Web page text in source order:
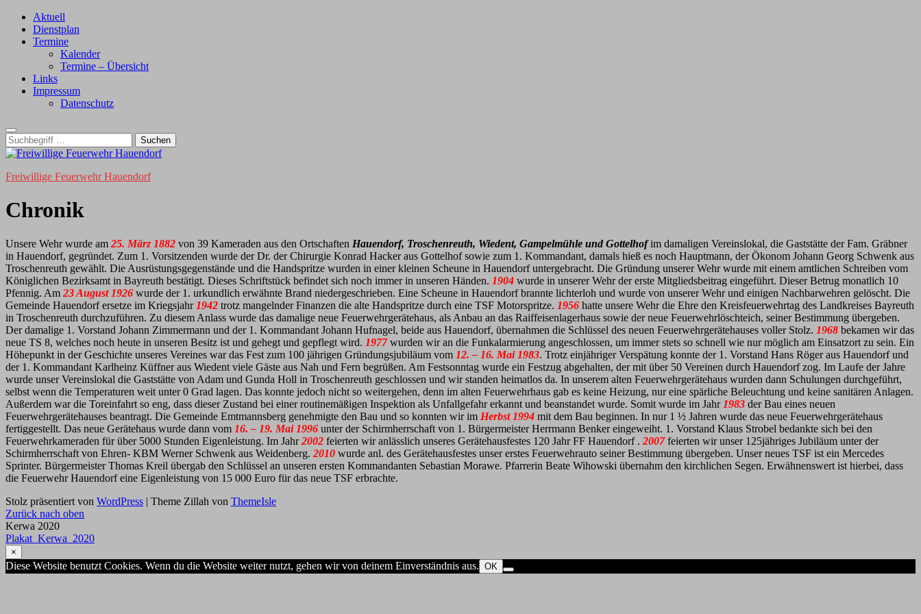
Zum
Inhalt
Aktuell
Dienstplan
Termine
Kalender
Termine – Übersicht
Links
Impressum
Datenschutz
Suche
nach:
Freiwillige Feuerwehr Hauendorf
Chronik
Unsere Wehr wurde am 25. März 1882 von 39 Kameraden aus den Ortschaften Hauendorf, Troschenreuth, Wiedent, Gampelmühle und Gottelhofim damaligen Vereinslokal, die Gaststätte der Fam. Gräbner
in Hauendorf, gegründet. Zum 1. Vorsitzenden wurde der Dr. der Chirurgie Konrad Hacker aus Gottelhof sowie zum 1. Kommandant, damals hieß es noch Hauptmann, der Ökonom Johann Georg Schwenk aus
Troschenreuth gewählt. Die Ausrüstungsgegenstände und die Handspritze wurden in einer kleinen Scheune in Hauendorf untergebracht. Die Gründung unserer Wehr wurde mit einem amtlichen Schreiben vom
Königlichen Bezirksamt in Bayreuth bestätigt. Dieses Schriftstück befindet sich noch immer in unseren Händen. 1904 wurde in unserer Wehr der erste Mitgliedsbeitrag eingeführt. Dieser Betrug monatlich 10
Pfennig. Am 23 August 1926 wurde der 1. urkundlich erwähnte Brand niedergeschrieben. Eine Scheune in Hauendorf brannte lichterloh und wurde von unserer Wehr und einigen Nachbarwehren gelöscht. Die
Gemeinde Hauendorf ersetze im Kriegsjahr 1942 trotz mangelnder Finanzen die alte Handspritze durch eine TSF Motorspritze. 1956 hatte unsere Wehr die Ehre den Kreisfeuerwehrtag des Landkreises Bayreuth
in Troschenreuth durchzuführen. Zu diesem Anlass wurde das damalige neue Feuerwehrgerätehaus, als Anbau an das Raiffeisenlagerhaus sowie der neue Feuerwehrlöschteich, seiner Bestimmung übergeben.
Der damalige 1. Vorstand Johann Zimmermann und der 1. Kommandant Johann Hufnagel, beide aus Hauendorf, übernahmen die Schlüssel des neuen Feuerwehrgerätehauses voller Stolz. 1968 bekamen wir das
neue TS 8, welches noch heute in unseren Besitz ist und gehegt und gepflegt wird. 1977wurden wir an die Funkalarmierung angeschlossen, um immer stets so schnell wie nur möglich am Einsatzort zu sein. Ein
Höhepunkt in der Geschichte unseres Vereines war das Fest zum 100 jährigen Gründungsjubiläum vom 12. – 16. Mai 1983. Trotz einjähriger Verspätung konnte der 1. Vorstand Hans Röger aus Hauendorf und
der 1. Kommandant Karlheinz Küffner aus Wiedent viele Gäste aus Nah und Fern begrüßen. Am Festsonntag wurde ein Festzug abgehalten, der mit über 50 Vereinen durch Hauendorf zog. Im Laufe der Jahre
wurde unser Vereinslokal die Gaststätte von Adam und Gunda Holl in Troschenreuth geschlossen und wir standen heimatlos da. In unserem alten Feuerwehrgerätehaus wurden dann Schulungen durchgeführt,
selbst wenn die Temperaturen weit unter 0 Grad lagen. Das konnte jedoch nicht so weitergehen, denn im alten Feuerwehrhaus gab es keine Heizung, nur eine spärliche Beleuchtung und keine sanitären Anlagen.
Außerdem war die Toreinfahrt so eng, dass dieser Zustand bei einer routinemäßigen Inspektion als Unfallgefahr erkannt und beanstandet wurde. Somit wurde im Jahr 1983 der Bau eines neuen
Feuerwehrgerätehauses beantragt. Die Gemeinde Emtmannsberg genehmigte den Bau und so konnten wir im Herbst 1994 mit dem Bau beginnen. In nur 1 ½ Jahren wurde das neue Feuerwehrgerätehaus
fertiggestellt. Das neue Gerätehaus wurde dann vom 16. – 19. Mai 1996 unter der Schirmherrschaft von 1. Bürgermeister Herrmann Benker eingeweiht. 1. Vorstand Klaus Strobel bedankte sich bei den
Feuerwehrkameraden für über 5000 Stunden Eigenleistung. Im Jahr2002 feierten wir anlässlich unseres Gerätehausfestes 120 Jahr FF Hauendorf . 2007feierten wir unser 125jähriges Jubiläum unter der
Schirmherrschaft von Ehren- KBM Werner Schwenk aus Weidenberg. 2010 wurde anl. des Gerätehausfestes unser erstes Feuerwehrauto seiner Bestimmung übergeben. Unser neues TSF ist ein Mercedes
Sprinter. Bürgermeister Thomas Kreil übergab den Schlüssel an unseren ersten Kommandanten Sebastian Morawe. Pfarrerin Beate Wihowski übernahm den kirchlichen Segen. Erwähnenswert ist hierbei, dass
die Feuerwehr Hauendorf eine Eigenleistung von 15 000 Euro für das neue TSF erbrachte.
Stolz präsentiert von WordPress | Theme Zillah von ThemeIsle
Zurück nach oben
Kerwa 2020
Plakat_Kerwa_2020
×
Diese Website benutzt Cookies. Wenn du die Website weiter nutzt, gehen wir von deinem Einverständnis aus. OK